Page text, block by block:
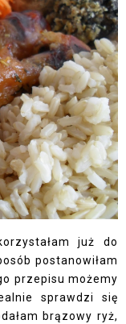
już do
postanowiłam
przepisu możemy
sprawdzi się
brązowy ryż,